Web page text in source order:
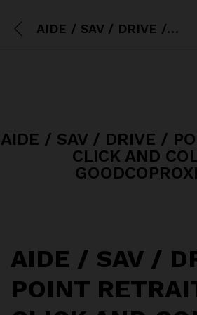
AIDE / SAV / DRIVE / POINT RETRAIT / CLICK AND COLLECT GOODCOPROXIMITY
AIDE / SAV / DRIVE /
CLICK AND
AIDE / SAV /
POINT